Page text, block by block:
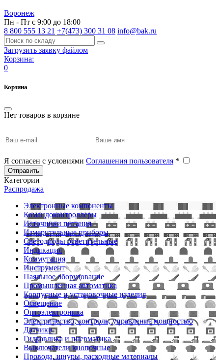
Воронеж
Пн - Пт с 9:00 до 18:00
8 800 555 13 21 +7(473) 300 31 08 info@bak.ru
Загрузить заявку файлом
Корзина:
0
Корзина
Нет товаров в корзине
Я согласен с условиями Соглашения пользователя *
Отправить
Категории
Распродажа
Электронные компоненты
Командоконтроллеры
Источники питания
Измерительные приборы
Светодиоды осветительные
Индикация
Коммутация
Инструмент
Паяльное оборудование
Промышленная автоматика
Корпусные и установочные изделия
Освещение
Оптоэлектроника
Электричество, контроль, управление мощностью
Датчики
Гидравлика и пневматика
Выключатели кнопочные
Провода, шнуры, расходные материалы